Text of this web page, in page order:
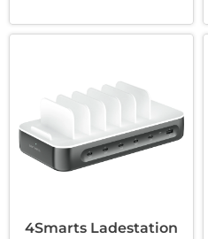
4Smarts Ladestation